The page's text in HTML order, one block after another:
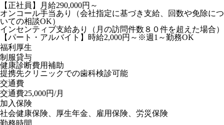
【正社員】月給290,000円～
オンコール手当あり（会社指定に基づき支給、回数や免除につ
いての相談OK）
インセンティブ支給あり（月の訪問件数８０件を超えた場合）
【パート・アルバイト】時給2,000円～※週1～勤務OK
福利厚生
制服貸与
健康診断費用補助
提携先クリニックでの歯科検診可能
交通費
交通費25,000円/月
加入保険
社会健康保険、厚生年金、雇用保険、労災保険
勤務時間